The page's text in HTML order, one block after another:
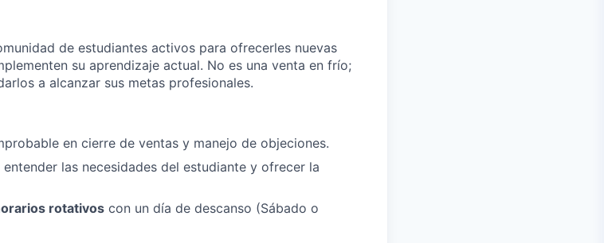
de estudiantes activos para ofrecerles nuevas
su aprendizaje actual. No es una venta en frío;
a alcanzar sus metas profesionales.
en cierre de ventas y manejo de objeciones.
las necesidades del estudiante y ofrecer la
rotativos con un día de descanso (Sábado o